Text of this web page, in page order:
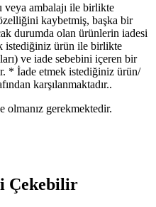
ambalajı ile birlikte
kaybetmiş, başka bir
durumda olan ürünlerin iadesi
istediğiniz ürün ile birlikte
ve iade sebebini içeren bir
* İade etmek istediğiniz ürün/
karşılanmaktadır..
gerekmektedir.
Çekebilir